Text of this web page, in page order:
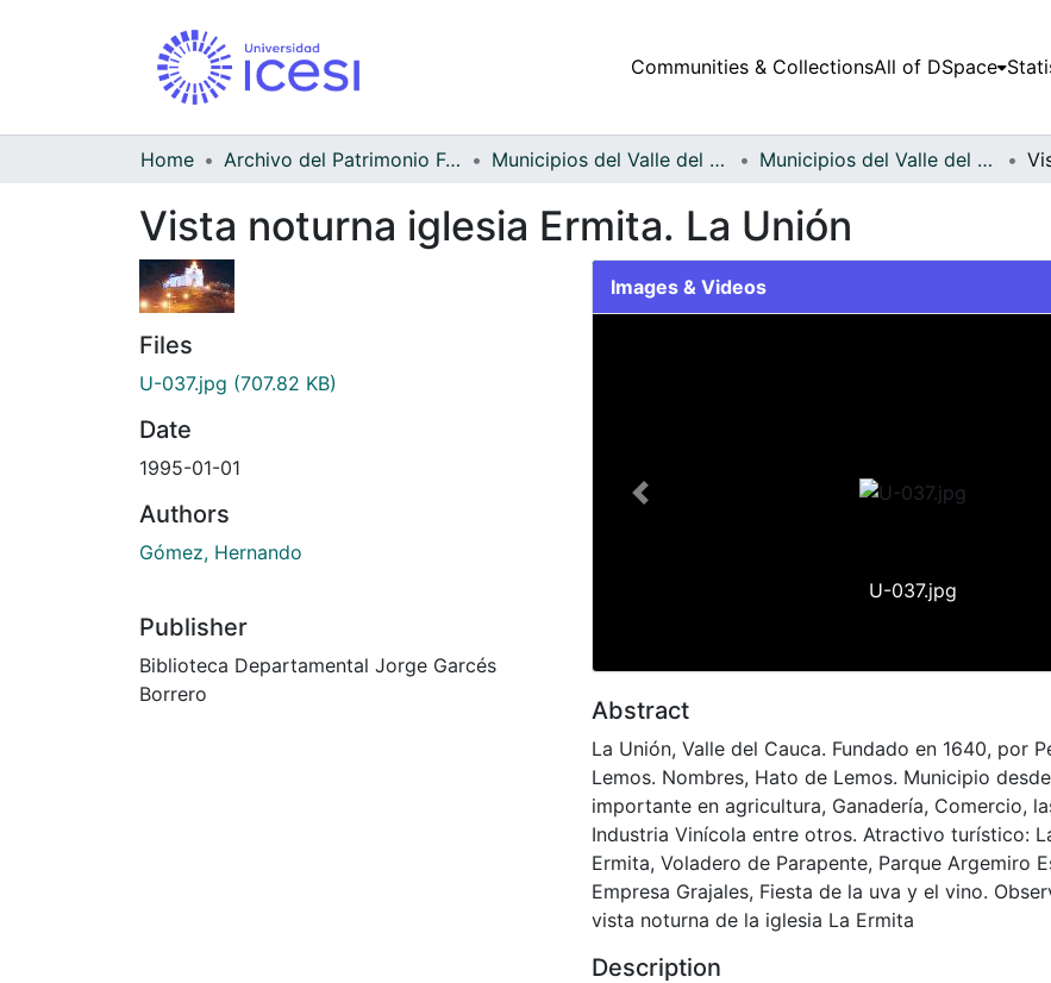
Communities & CollectionsAll of DSpace
Home Archivo del Patrimonio Fotográfico y Fílmico del Valle del Cauca Municipios del Valle del Cauca Municipios del Valle del Cauca
Vista noturna iglesia Ermita. La Unión
Files
U-037.jpg (707.82 KB)
Date
1995-01-01
Authors
Gómez, Hernando
Publisher
Biblioteca Departamental Jorge Garcés
Borrero
Images & Videos
U-037.jpg
Previous
Abstract
La Unión, Valle del Cauca. Fundado en 1640, por
Lemos. Nombres, Hato de Lemos. Municipio
importante en agricultura, Ganadería, Comercio,
Industria Vinícola entre otros. Atractivo turístico:
Ermita, Voladero de Parapente, Parque Argemiro
Empresa Grajales, Fiesta de la uva y el vino.
vista noturna de la iglesia La Ermita
Description